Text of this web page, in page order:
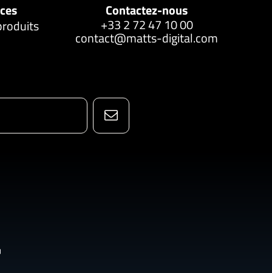
Contactez-nous
+33 2 72 47 10 00
contact@matts-digital.com